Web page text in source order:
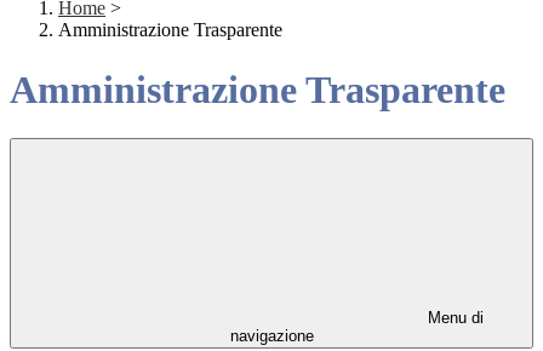
Home >
Amministrazione Trasparente
Amministrazione Trasparente
Menu di
navigazione